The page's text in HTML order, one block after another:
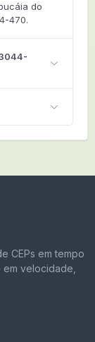
do
470.
CEPs em tempo
velocidade,